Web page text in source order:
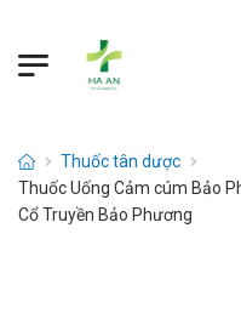
Thuốc tân dược
Thuốc Uống Cảm cúm Bảo
Cổ Truyền Bảo Phương